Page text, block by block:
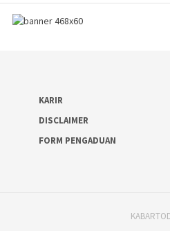
KARIR
DISCLAIMER
FORM PENGADUAN